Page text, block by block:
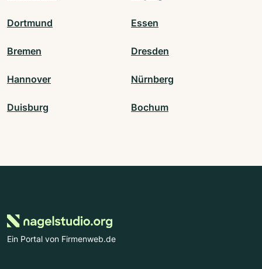
Dortmund Essen
Bremen Dresden
Hannover Nürnberg
Duisburg Bochum
Ein Portal von Firmenweb.de